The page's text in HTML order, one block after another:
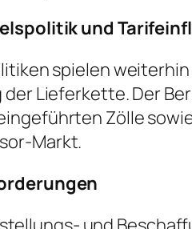
und
spielen
Lieferkette. Der
Zölle
Markt.